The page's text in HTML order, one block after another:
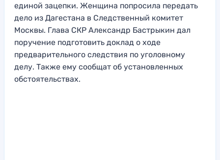
единой зацепки. Женщина попросила передать
дело из Дагестана в Следственный комитет
Москвы. Глава СКР Александр Бастрыкин дал
поручение подготовить доклад о ходе
предварительного следствия по уголовному
делу. Также ему сообщат об установленных
обстоятельствах.